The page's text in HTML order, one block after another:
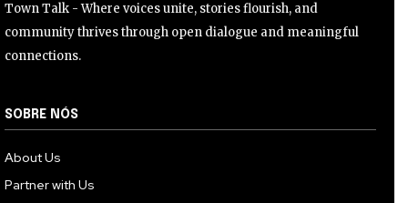
Town Talk - Where voices unite, stories flourish, and
community thrives through open dialogue and meaningful
connections.
SOBRE NÓS
About Us
Partner with Us